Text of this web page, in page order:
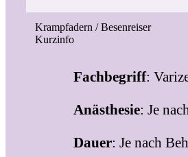
Krampfadern / Besenreiser
Kurzinfo
Fachbegriff:
Anästhesie: Je
Dauer: Je nach